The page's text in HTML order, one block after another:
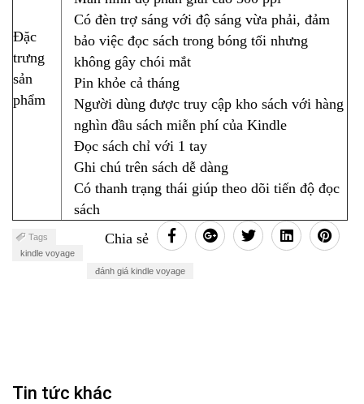
Đặc
trưng
sản
phẩm
Có đèn trợ sáng với độ sáng vừa phải, đảm
bảo việc đọc sách trong bóng tối nhưng
không gây chói mắt
Pin khỏe cả tháng
Người dùng được truy cập kho sách với hàng
nghìn đầu sách miễn phí của Kindle
Đọc sách chỉ với 1 tay
Ghi chú trên sách dễ dàng
Có thanh trạng thái giúp theo dõi tiến độ đọc
sách
Chia sẻ
Tags
kindle voyage
đánh giá kindle voyage
Tin tức khác